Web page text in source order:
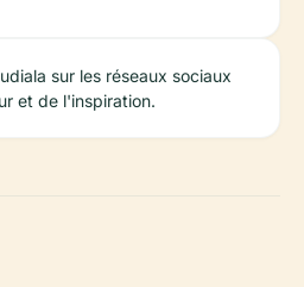
sur les réseaux sociaux
et de l'inspiration.